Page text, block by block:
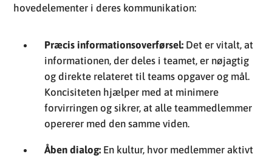
hovedelementer i deres kommunikation:
Præcis informationsoverførsel: Det er vitalt, at
informationen, der deles i teamet, er nøjagtig
og direkte relateret til teams opgaver og mål.
Koncisiteten hjælper med at minimere
forvirringen og sikrer, at alle teammedlemmer
opererer med den samme viden.
Åben dialog: En kultur, hvor medlemmer aktivt